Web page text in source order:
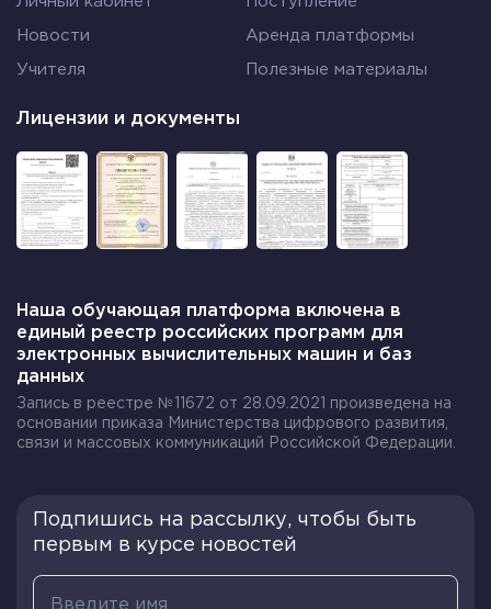
Новости Аренда платформы
Учителя Полезные материалы
Лицензии и документы
Наша обучающая платформа включена в
единый реестр российских программ для
электронных вычислительных машин и баз
данных
Запись в реестре №11672 от 28.09.2021 произведена на
основании приказа Министерства цифрового развития,
связи и массовых коммуникаций Российской Федерации.
Подпишись на рассылку, чтобы быть
первым в курсе новостей